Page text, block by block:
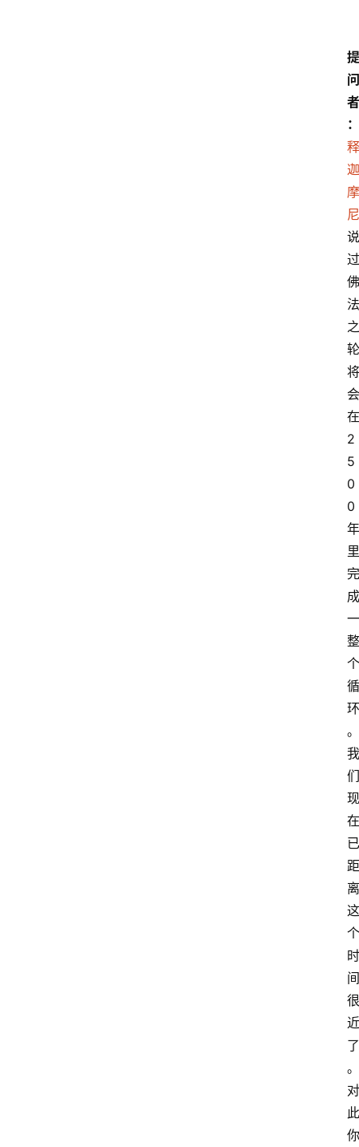
提
问
者
：
释
迦
摩
尼
说
过
佛
法
之
轮
将
会
在
2
5
0
0
年
里
完
成
一
整
个
循
环
。
我
们
现
在
已
距
离
这
个
时
间
很
近
了
。
对
此
你